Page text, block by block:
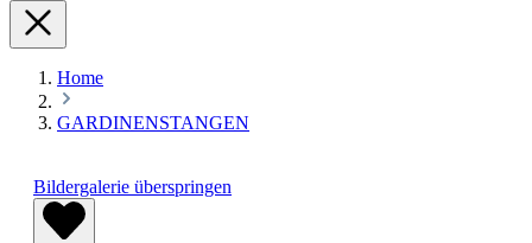
Home
GARDINENSTANGEN
Bildergalerie überspringen